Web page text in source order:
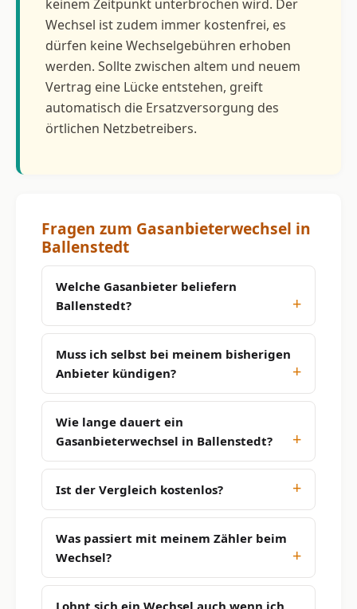
keinem Zeitpunkt unterbrochen wird. Der
Wechsel ist zudem immer kostenfrei, es
dürfen keine Wechselgebühren erhoben
werden. Sollte zwischen altem und neuem
Vertrag eine Lücke entstehen, greift
automatisch die Ersatzversorgung des
örtlichen Netzbetreibers.
Fragen zum Gasanbieterwechsel in
Ballenstedt
Welche Gasanbieter beliefern
Ballenstedt?
Muss ich selbst bei meinem bisherigen
Anbieter kündigen?
Wie lange dauert ein
Gasanbieterwechsel in Ballenstedt?
Ist der Vergleich kostenlos?
Was passiert mit meinem Zähler beim
Wechsel?
Lohnt sich ein Wechsel auch wenn ich